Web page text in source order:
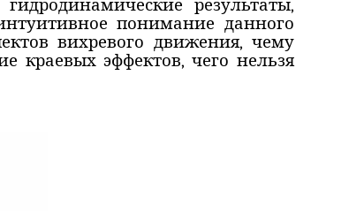
результаты,
понимание данного
вихревого движения, чему
краевых эффектов, чего нельзя